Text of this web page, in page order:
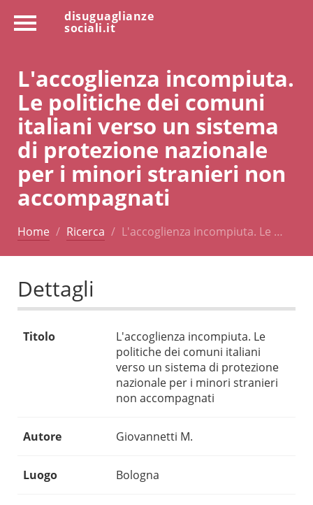
disuguaglianze
sociali.it
L'accoglienza incompiuta.
Le politiche dei comuni
italiani verso un sistema
di protezione nazionale
per i minori stranieri non
accompagnati
Home Ricerca L'accoglienza incompiuta. Le …
Dettagli
Titolo
L'accoglienza incompiuta. Le
politiche dei comuni italiani
verso un sistema di protezione
nazionale per i minori stranieri
non accompagnati
Autore Giovannetti M.
Luogo Bologna